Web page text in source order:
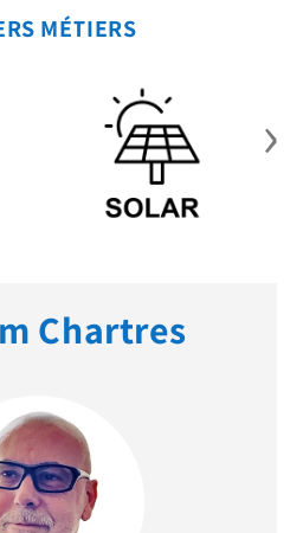
MÉTIERS
›
Chartres